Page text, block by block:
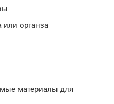
или органза
материалы для